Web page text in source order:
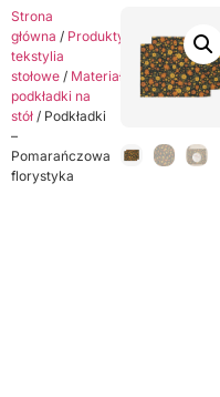
Strona
główna / Produkty
Dekoracyjne
tekstylia
stołowe / Materiałowe
podkładki na
stół / Podkładki
–
Pomarańczowa
florystyka